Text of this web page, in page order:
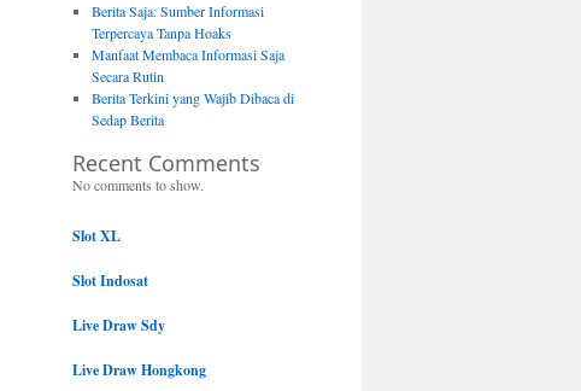
Berita Saja: Sumber Informasi
Terpercaya Tanpa Hoaks
Manfaat Membaca Informasi Saja
Secara Rutin
Berita Terkini yang Wajib Dibaca di
Sedap Berita
Recent Comments
No comments to show.
Slot XL
Slot Indosat
Live Draw Sdy
Live Draw Hongkong